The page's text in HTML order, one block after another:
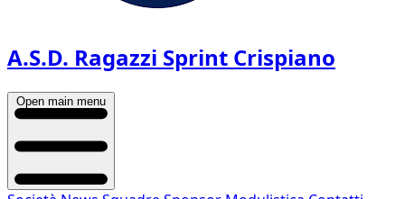
A.S.D. Ragazzi Sprint Crispiano
Open main menu